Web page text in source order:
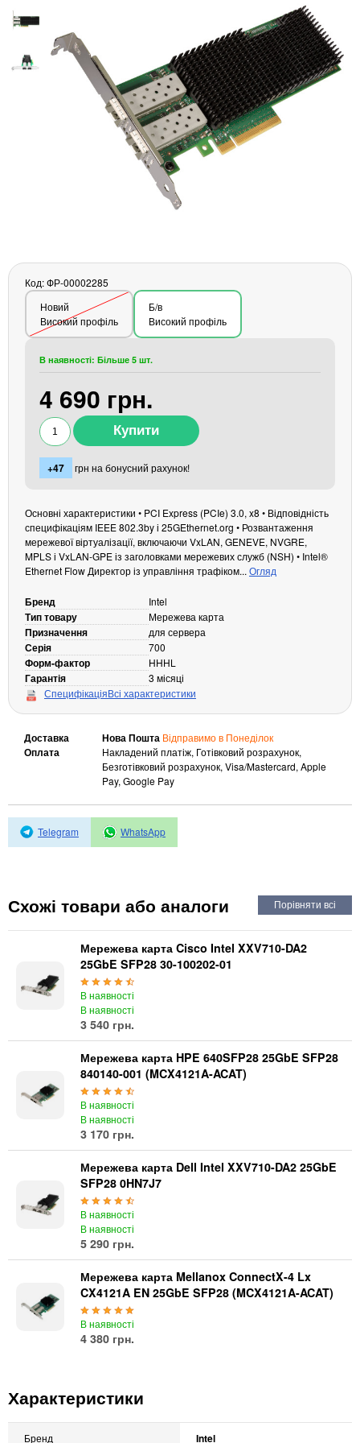
Жорсткі диски та SSD
SAS диски
SATA диски
NVMe диски
Кулери та системи охолодження
Кошики та салазки для жорстких дисків
Мережеве обладнання
Маршрутизатори та комутатори
Мережеві карти
Wi-Fi і Bluetooth адаптери
Аксесуари
Хаби і кардридери
Фильтри та стабілізатори
Павербанки
Аксесуари для ноутбуків
Акумулятори
Зовнішні блоки живлення
Периферійні пристрої
Монітори
Клавіатури, миші, комплекти
Відеоспостереження
IP-камери
Автономне живлення
Інвертори напруги
Акумулятори для ДБЖ
Код: ФР-00002285
Новий
Високий профіль
Б/в
Високий профіль
В наявності: Більше 5 шт.
4 690 грн.
+47 грн на бонусний рахунок!
Основні характеристики • PCI Express (PCIe) 3.0, x8 • Відповідність
специфікаціям IEEE 802.3by і 25GEthernet.org • Розвантаження
мережевої віртуалізації, включаючи VxLAN, GENEVE, NVGRE,
MPLS і VxLAN-GPE із заголовками мережевих служб (NSH) • Intel®
Ethernet Flow Директор із управління трафіком... Огляд
Бренд Intel
Тип товару Мережева карта
Призначення для сервера
Серія 700
Форм-фактор HHHL
Гарантія
3 місяці
СпецифікаціяВсі характеристики
Доставка Нова Пошта Відправимо в Понеділок
Оплата
Накладений платіж, Готівковий розрахунок,
Безготівковий розрахунок, Visa/Mastercard, Apple
Pay, Google Pay
Telegram WhatsApp
Схожі товари або аналоги
Мережева карта Cisco Intel XXV710-DA2
25GbE SFP28 30-100202-01
В наявності
В наявності
3 540 грн.
Мережева карта HPE 640SFP28 25GbE SFP28
840140-001 (MCX4121A-ACAT)
В наявності
В наявності
3 170 грн.
Мережева карта Dell Intel XXV710-DA2 25GbE
SFP28 0HN7J7
В наявності
В наявності
5 290 грн.
Мережева карта Mellanox ConnectX-4 Lx
CX4121A EN 25GbE SFP28 (MCX4121A-ACAT)
В наявності
4 380 грн.
Характеристики
Бренд Intel